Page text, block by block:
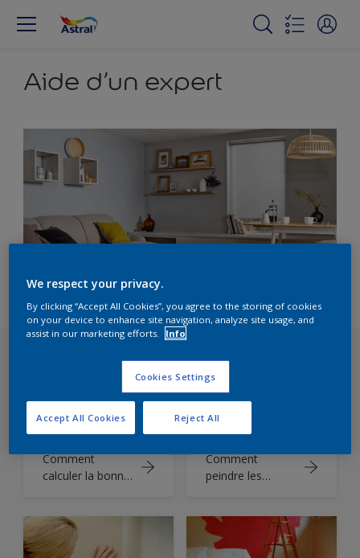
Aide d’un expert
Comment
calculer la bonne
Comment
peindre les
We respect your privacy.
By clicking “Accept All Cookies”, you agree to the storing of cookies
on your device to enhance site navigation, analyze site usage, and
assist in our marketing efforts.
Info
Cookies Settings
Reject All
Accept All Cookies